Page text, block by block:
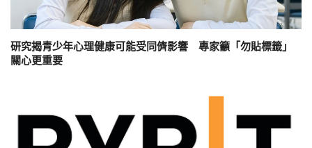
研究揭青少年心理健康可能受同儕影響 專家籲「勿貼標籤」
關心更重要